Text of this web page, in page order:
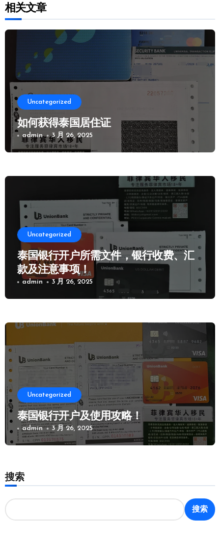
相关文章
Uncategorized
如何获得泰国居住证
admin 3 月 26, 2025
Uncategorized
泰国银行开户所需文件，银行收费、汇
款及注意事项！
admin 3 月 26, 2025
Uncategorized
泰国银行开户及使用攻略！
admin 3 月 26, 2025
搜索
搜索